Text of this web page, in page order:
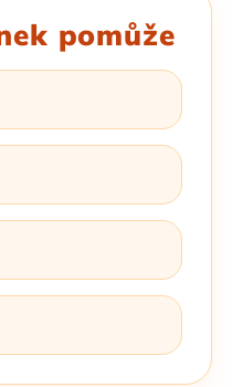
pomůže